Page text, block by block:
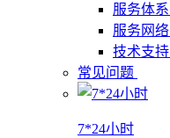
服务体系
服务网络
技术支持
常见问题
7*24小时